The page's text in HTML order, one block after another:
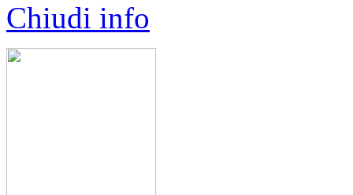
Chiudi info